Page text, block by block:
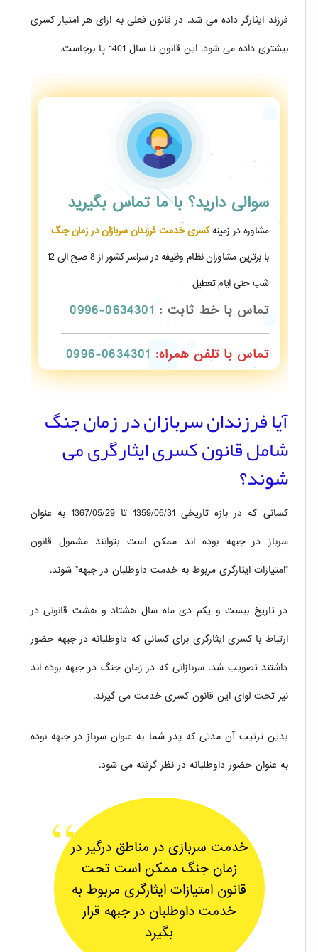
فرزند ایثارگر داده می شد. در قانون فعلی به ازای هر امتیاز کسری
بیشتری داده می شود. این قانون تا سال 1401 پا برجاست.
سوالی دارید؟ با ما تماس بگیرید
مشاوره در زمینهکسری خدمت فرزندان سربازان در زمان جنگ
با برترین مشاوران نظام وظیفه در سراسر کشور از 8 صبح الی 12
شب حتی ایام تعطیل
تماس با خط ثابت : 0634301-0996
تماس با تلفن همراه: 0634301-0996
آیا فرزندان سربازان در زمان جنگ
شامل قانون کسری ایثارگری می
شوند؟
کسانی که در بازه تاریخی 1359/06/31 تا 1367/05/29 به عنوان
سرباز در جبهه بوده اند ممکن است بتوانند مشمول قانون
“امتیازات ایثارگری مربوط به خدمت داوطلبان در جبهه” شوند.
در تاریخ بیست و یکم دی ماه سال هشتاد و هشت قانونی در
ارتباط با کسری ایثارگری برای کسانی که داوطلبانه در جبهه حضور
داشتند تصویب شد. سربازانی که در زمان جنگ در جبهه بوده اند
نیز تحت لوای این قانون کسری خدمت می گیرند.
بدین ترتیب آن مدتی که پدر شما به عنوان سرباز در جبهه بوده
به عنوان حضور داوطلبانه در نظر گرفته می شود.
خدمت سربازی در مناطق درگیر در
زمان جنگ ممکن است تحت
قانون امتیازات ایثارگری مربوط به
خدمت داوطلبان در جبهه قرار
بگیرد